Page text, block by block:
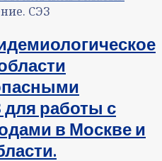
СЭЗ
работы с
в Москве и